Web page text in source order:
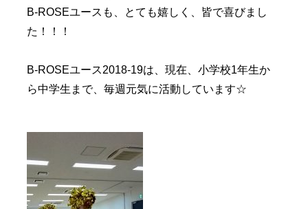
B-ROSEユースも、とても嬉しく、皆で喜びまし
た！！！
B-ROSEユース2018-19は、現在、小学校1年生か
ら中学生まで、毎週元気に活動しています☆